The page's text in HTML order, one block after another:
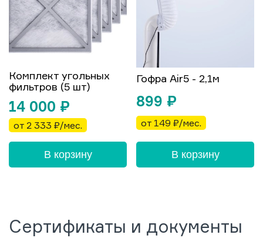
Комплект угольных
фильтров (5 шт)
14 000 ₽
от 2 333 ₽/мес.
В корзину
Гофра Air5 - 2,1м
899 ₽
от 149 ₽/мес.
В корзину
Сертификаты и документы